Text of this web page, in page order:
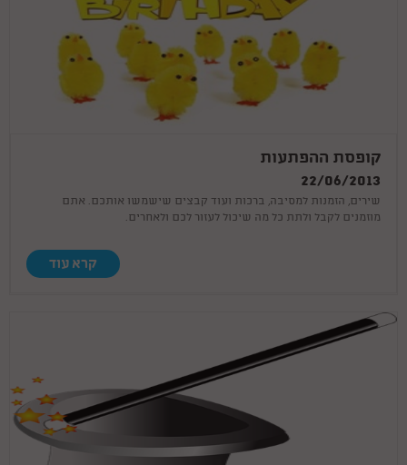
קופסת ההפתעות
22/06/2013
שירים, הזמנות למסיבה, ברכות ועוד קבצים שישמשו אותכם. אתם
מוזמנים לקבל ולתת כל מה שיכול לעזור לכם ולאחרים.
קרא עוד